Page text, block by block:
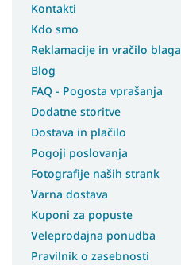
Kontakti
Kdo smo
Reklamacije in vračilo blaga
Blog
FAQ - Pogosta vprašanja
Dodatne storitve
Dostava in plačilo
Pogoji poslovanja
Fotografije naših strank
Varna dostava
Kuponi za popuste
Veleprodajna ponudba
Pravilnik o zasebnosti